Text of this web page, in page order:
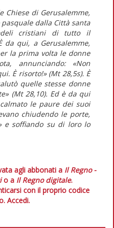
Chiese di Gerusalemme,
dalla Città santa
cristiani di tutto il
da qui, a Gerusalemme,
la prima volta le donne
annunciando: «Non
È risorto!» (Mt 28,5s). È
quelle stesse donne
(Mt 28,10). Ed è da qui
le paure dei suoi
chiudendo le porte,
e soffiando su di loro lo
agli abbonati a Il Regno -
o a Il Regno digitale.
con il proprio codice
Accedi.